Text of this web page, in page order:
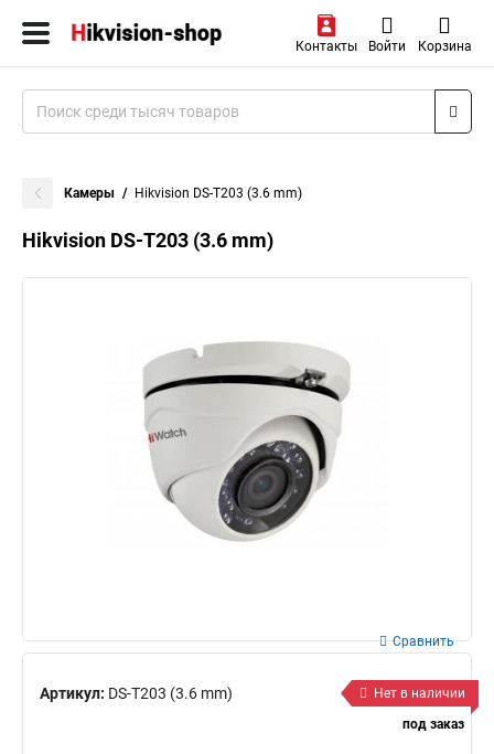
Контакты Войти Корзина
Камеры Hikvision DS-T203 (3.6 mm)
Hikvision DS-T203 (3.6 mm)
Артикул: DS-T203 (3.6 mm)
Сравнить
Нет в наличии
под заказ